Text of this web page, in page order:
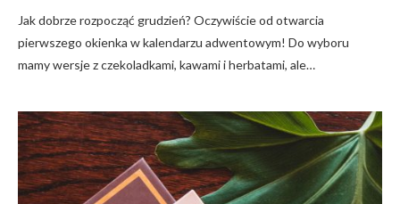
Jak dobrze rozpocząć grudzień? Oczywiście od otwarcia
pierwszego okienka w kalendarzu adwentowym! Do wyboru
mamy wersje z czekoladkami, kawami i herbatami, ale…